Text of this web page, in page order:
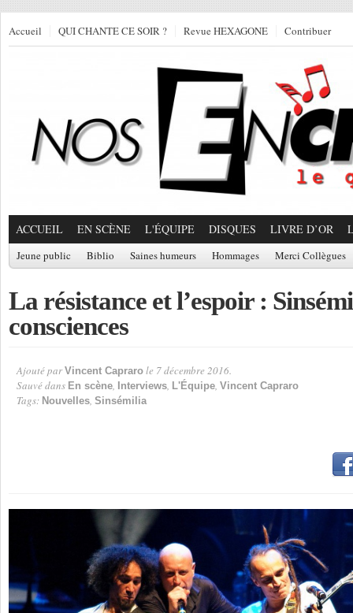
Accueil QUI CHANTE CE SOIR ? Revue HEXAGONE Contribuer
ACCUEIL EN SCÈNE L'ÉQUIPE DISQUES LIVRE D’OR
Jeune public Biblio Saines humeurs Hommages Merci Collègues
La résistance et l’espoir :
consciences
Ajouté par Vincent Capraro le 7 décembre 2016.
Sauvé dans En scène, Interviews, L'Équipe, Vincent Capraro
Tags: Nouvelles, Sinsémilia